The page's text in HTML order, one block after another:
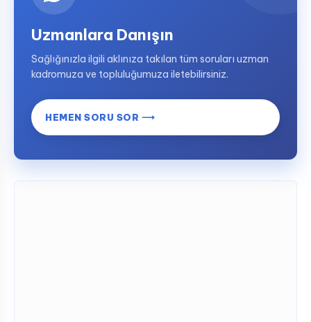
Uzmanlara Danışın
Sağlığınızla ilgili aklınıza takılan tüm soruları uzman
kadromuza ve topluluğumuza iletebilirsiniz.
HEMEN SORU SOR ⟶